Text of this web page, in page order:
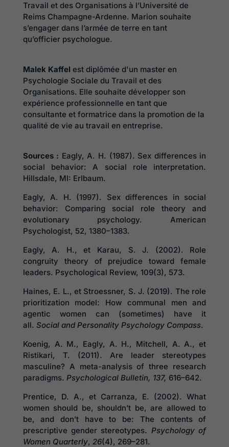
Travail et des Organisations à l’Université de
Reims Champagne-Ardenne. Marion souhaite
s’engager dans l’armée de terre en tant
qu’officier psychologue.
Malek Kaffel est diplômée d'un master en
Psychologie Sociale du Travail et des
Organisations. Elle souhaite développer son
expérience professionnelle en tant que
consultante et formatrice dans la promotion de la
qualité de vie au travail en entreprise.
Sources : Eagly, A. H. (1987). Sex differences in
social behavior: A social role interpretation.
Hillsdale, MI: Erlbaum.
Eagly, A. H. (1997). Sex differences in social
behavior: Comparing social role theory and
evolutionary psychology. American
Psychologist, 52, 1380–1383.
Eagly, A. H., et Karau, S. J. (2002). Role
congruity theory of prejudice toward female
leaders. Psychological Review, 109(3), 573.
Haines, E. L., et Stroessner, S. J. (2019). The role
prioritization model: How communal men and
agentic women can (sometimes) have it
all. Social and Personality Psychology Compass.
Koenig, A. M., Eagly, A. H., Mitchell, A. A., et
Ristikari, T. (2011). Are leader stereotypes
masculine? A meta-analysis of three research
paradigms. Psychological Bulletin, 137, 616–642.
Prentice, D. A., et Carranza, E. (2002). What
women should be, shouldn’t be, are allowed to
be, and don’t have to be: The contents of
prescriptive gender stereotypes. Psychology of
Women Quarterly, 26(4), 269–281.